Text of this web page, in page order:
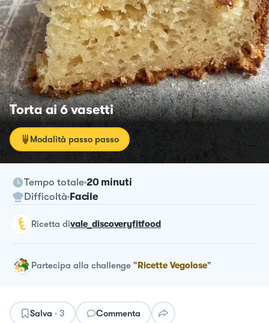
Torta ai 6 vasetti
Modalità passo passo
Tempo totale 20 minuti
Difficoltà Facile
ricetta divale_discoveryfitfood
Partecipa alla challenge "Ricette Vegolose"
Salva · 3 Commenta